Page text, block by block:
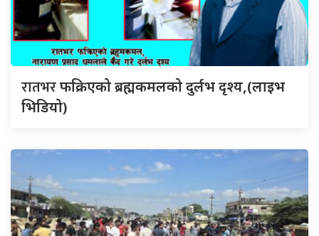
रातभरफक्रिएको ब्रह्मकमलको दुर्लभ दृश्य,(लाइभ
भिडियो)